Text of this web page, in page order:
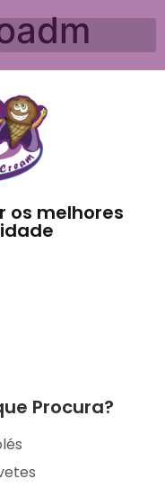
os melhores
Procura?